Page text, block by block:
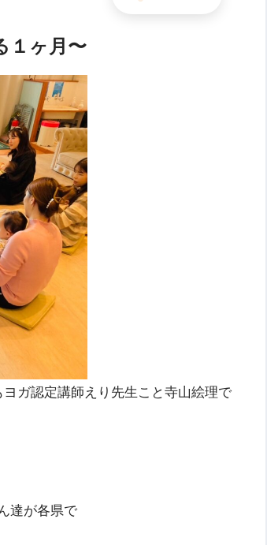
１ヶ月〜
ガ認定講師えり先生こと寺山絵理で
達が各県で